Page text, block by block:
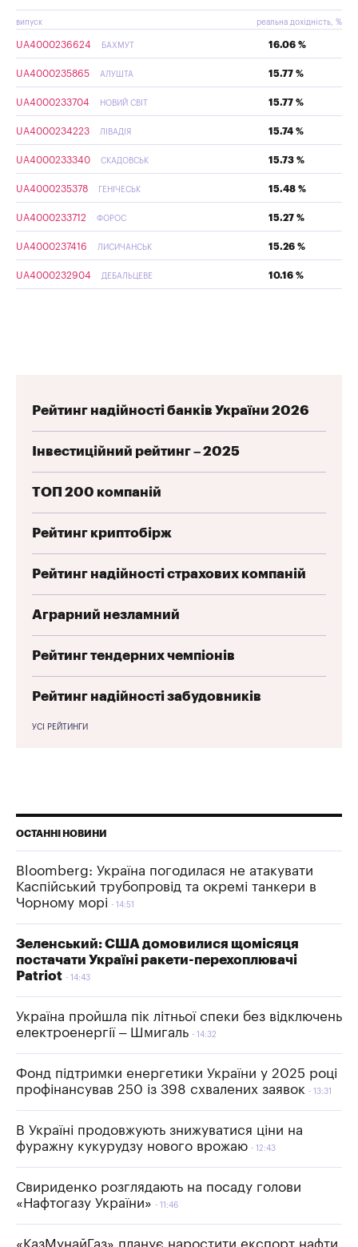
випуск реальна дохідність, %
UA4000236624 БАХМУТ 16.06 %
UA4000235865 АЛУШТА 15.77 %
UA4000233704 НОВИЙ СВІТ 15.77 %
UA4000234223 ЛІВАДІЯ 15.74 %
UA4000233340 СКАДОВСЬК 15.73 %
UA4000235378 ГЕНІЧЕСЬК 15.48 %
UA4000233712 ФОРОС 15.27 %
UA4000237416 ЛИСИЧАНСЬК 15.26 %
UA4000232904 ДЕБАЛЬЦЕВЕ 10.16 %
Рейтинг надійності банків України 2026
Інвестиційний рейтинг – 2025
ТОП 200 компаній
Рейтинг криптобірж
Рейтинг надійності страхових компаній
Аграрний незламний
Рейтинг тендерних чемпіонів
Рейтинг надійності забудовників
УСІ РЕЙТИНГИ
ОСТАННІ НОВИНИ
Bloomberg: Україна погодилася не атакувати
Каспійський трубопровід та окремі танкери в
Чорному морі
14:51
Зеленський: США домовилися щомісяця
постачати Україні ракети-перехоплювачі
Patriot
14:43
Україна пройшла пік літньої спеки без відключень
електроенергії – Шмигаль
14:32
Фонд підтримки енергетики України у 2025 році
профінансував 250 із 398 схвалених заявок
13:31
В Україні продовжують знижуватися ціни на
фуражну кукурудзу нового врожаю
12:43
Свириденко розглядають на посаду голови
«Нафтогазу України»
11:46
«КазМунайГаз» планує наростити експорт нафти